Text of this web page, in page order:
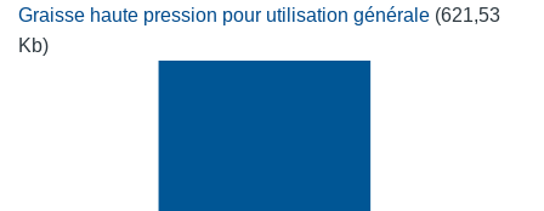
Graisse haute pression pour utilisation générale (621,53
Kb)